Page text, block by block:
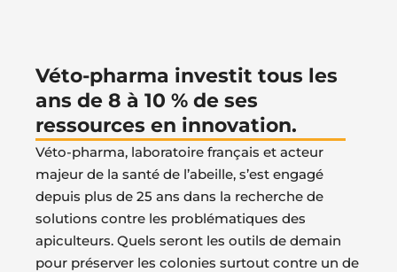
Véto-pharma investit tous les
ans de 8 à 10 % de ses
ressources en innovation.
Véto-pharma, laboratoire français et acteur
majeur de la santé de l’abeille, s’est engagé
depuis plus de 25 ans dans la recherche de
solutions contre les problématiques des
apiculteurs. Quels seront les outils de demain
pour préserver les colonies surtout contre un de